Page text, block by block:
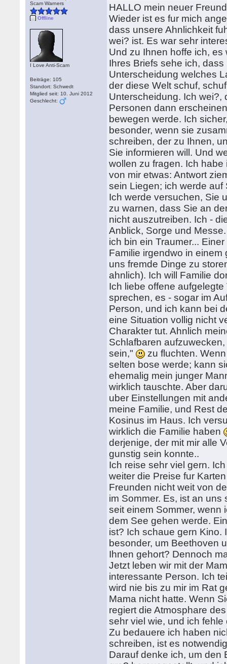
Scam Warners
Offline
I Love Anti-Scam
Beiträge: 105
Standort: Schwedt
Mitglied seit: 10. Juni 2012
Geschlecht:
HALLO mein neuer
Wieder ist es fur mich
dass unsere Ahnlichkeit
wei? ist. Es war sehr
Und zu Ihnen hoffe ich,
Ihres Briefs sehe ich,
Unterscheidung welches
der diese Welt schuf,
Unterscheidung. Ich wei?,
Personen dann
bewegen werde. Ich
besonder, wenn sie
schreiben, der zu Ihnen,
Sie informieren will. Und
wollen zu fragen. Ich
von mir etwas: Antwort
sein Liegen; ich werde auf
Ich werde versuchen, Sie
zu warnen, dass Sie an
nicht auszutreiben. Ich -
Anblick, Sorge und
ich bin ein Traumer...
Familie irgendwo in
uns fremde Dinge zu
ahnlich). Ich will Familie
Ich liebe offene
sprechen, es - sogar im
Person, und ich kann bei
eine Situation vollig nicht
Charakter tut. Ahnlich
Schlafbaren
sein,"
zu fluchten.
selten bose werde; kann
ehemalig mein junger
wirklich tauschte. Aber
uber Einstellungen mit
meine Familie, und Rest
Kosinus im Haus. Ich
wirklich die Familie haben
derjenige, der mit mir alle
gunstig sein konnte..
Ich reise sehr viel gern.
weiter die Preise fur
Freunden nicht weit von
im Sommer. Es, ist an
seit einem Sommer,
dem See gehen werde.
ist? Ich schaue gern Kino.
besonder, um Beethoven
Ihnen gehort? Dennoch
Jetzt leben wir mit der
interessante Person. Ich
wird nie bis zu mir im Rat
Mama nicht hatte. Wenn
regiert die Atmosphare
sehr viel wie, und ich
Zu bedauere ich haben
schreiben, ist es
Darauf denke ich, um den